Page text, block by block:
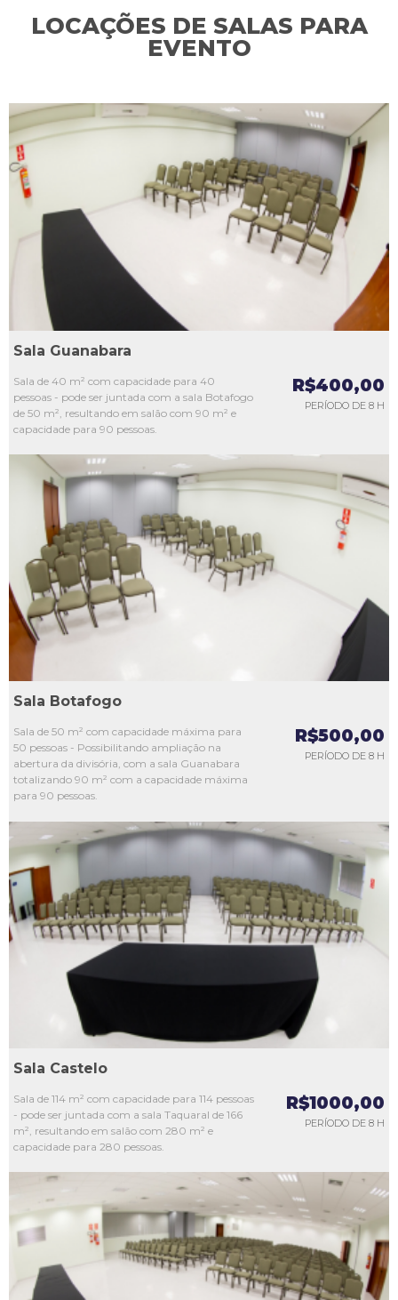
LOCAÇÕES DE SALAS PARA
EVENTO
L4
L5
Sala Guanabara
Sala de 40 m² com capacidade para 40
pessoas - pode ser juntada com a sala Botafogo
de 50 m², resultando em salão com 90 m² e
capacidade para 90 pessoas.
R$400,00
PERÍODO DE 8 H
L1
L2
L3
L4
Sala Botafogo
Sala de 50 m² com capacidade máxima para
50 pessoas - Possibilitando ampliação na
abertura da divisória, com a sala Guanabara
totalizando 90 m² com a capacidade máxima
para 90 pessoas.
R$500,00
PERÍODO DE 8 H
L2
L3
L4
Sala Castelo
Sala de 114 m² com capacidade para 114 pessoas
- pode ser juntada com a sala Taquaral de 166
m², resultando em salão com 280 m² e
capacidade para 280 pessoas.
R$1000,00
PERÍODO DE 8 H
L3
L4